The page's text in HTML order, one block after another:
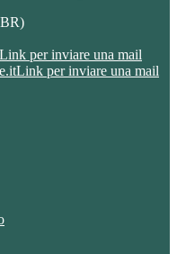
Link per inviare una mail
Link per inviare una mail